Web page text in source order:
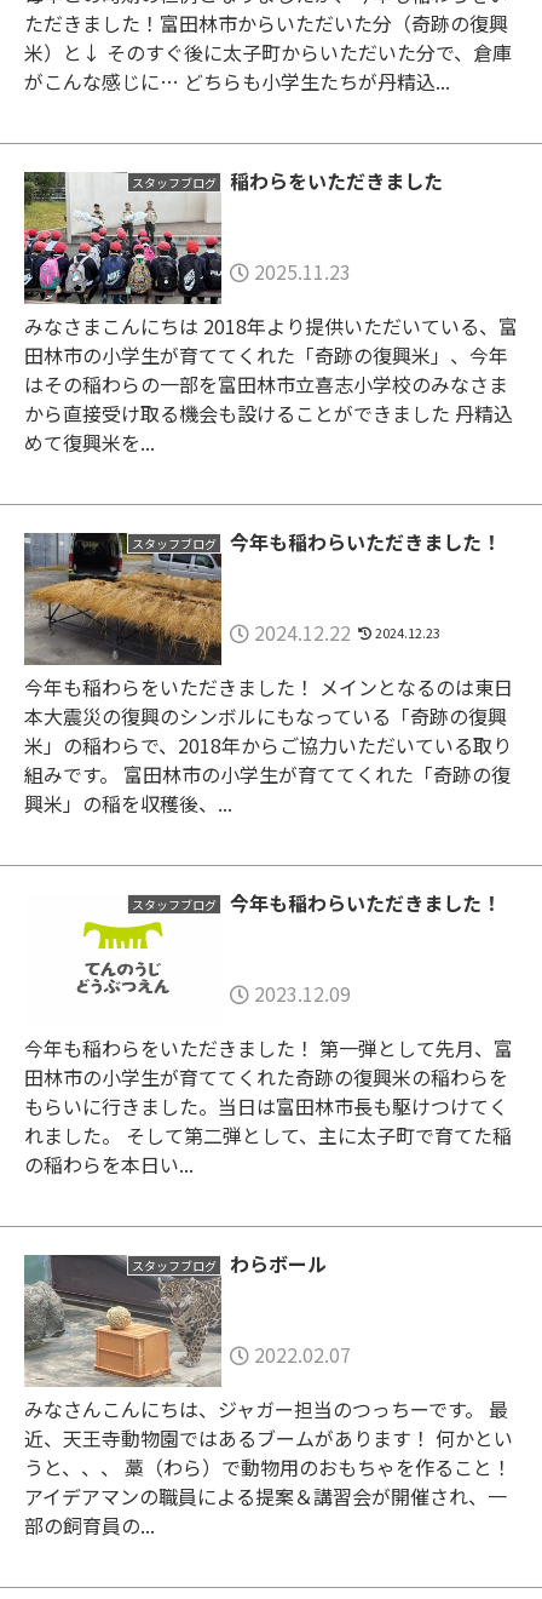
ただきました！富田林市からいただいた分（奇跡の復興
米）と↓ そのすぐ後に太子町からいただいた分で、倉庫
がこんな感じに… どちらも小学生たちが丹精込...
スタッフブログ 稲わらをいただきました
2025.11.23
みなさまこんにちは 2018年より提供いただいている、富
田林市の小学生が育ててくれた「奇跡の復興米」、今年
はその稲わらの一部を富田林市立喜志小学校のみなさま
から直接受け取る機会も設けることができました 丹精込
めて復興米を...
スタッフブログ 今年も稲わらいただきました！
2024.12.22 2024.12.23
今年も稲わらをいただきました！ メインとなるのは東日
本大震災の復興のシンボルにもなっている「奇跡の復興
米」の稲わらで、2018年からご協力いただいている取り
組みです。 富田林市の小学生が育ててくれた「奇跡の復
興米」の稲を収穫後、...
スタッフブログ 今年も稲わらいただきました！
2023.12.09
今年も稲わらをいただきました！ 第一弾として先月、富
田林市の小学生が育ててくれた奇跡の復興米の稲わらを
もらいに行きました。当日は富田林市長も駆けつけてく
れました。 そして第二弾として、主に太子町で育てた稲
の稲わらを本日い...
スタッフブログ わらボール
2022.02.07
みなさんこんにちは、ジャガー担当のつっちーです。 最
近、天王寺動物園ではあるブームがあります！ 何かとい
うと、、、 藁（わら）で動物用のおもちゃを作ること！
アイデアマンの職員による提案＆講習会が開催され、一
部の飼育員の...